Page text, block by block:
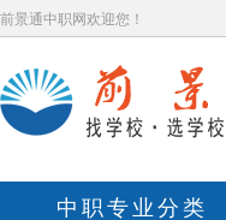
前景通中职网欢迎您！
中职专业分类